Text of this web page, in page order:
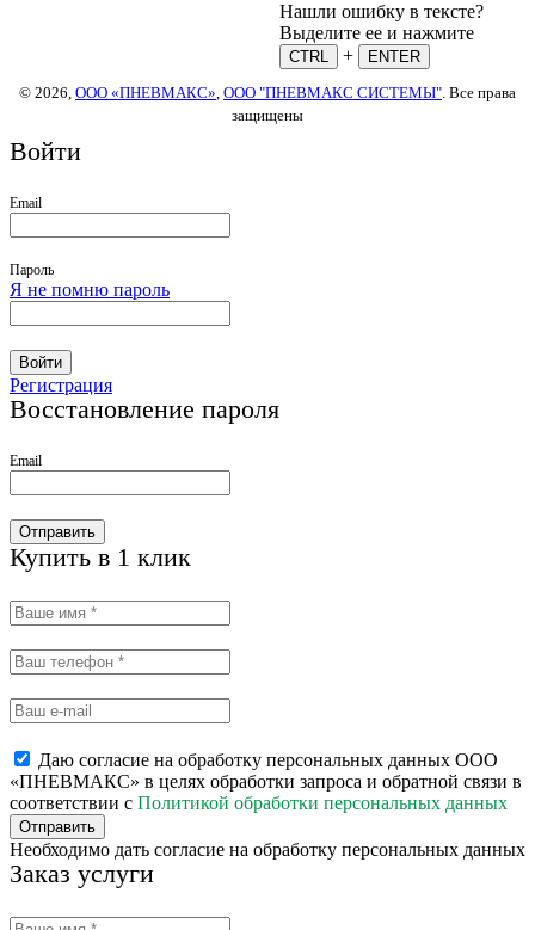
Нашли ошибку в тексте?
Выделите ее и нажмите
CTRL +
ENTER
© 2026, ООО «ПНЕВМАКС», ООО "ПНЕВМАКС СИСТЕМЫ". Все права
защищены
Войти
Email
Пароль
Я не помню пароль
Войти
Регистрация
Восстановление пароля
Email
Отправить
Купить в 1 клик
Даю согласие на обработку персональных данных ООО
«ПНЕВМАКС» в целях обработки запроса и обратной связи в
соответствии с Политикой обработки персональных данных
Отправить
Необходимо дать согласие на обработку персональных данных
Заказ услуги